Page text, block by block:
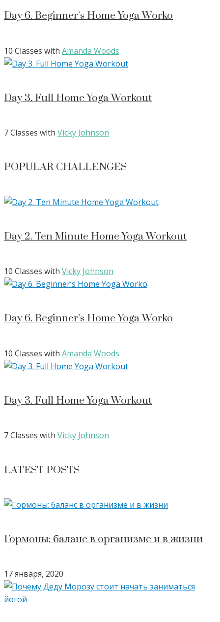
Day 6. Beginner’s Home Yoga Worko
10 Classes with Amanda Woods
Day 3. Full Home Yoga Workout
7 Classes with Vicky Johnson
POPULAR CHALLENGES
Day 2. Ten Minute Home Yoga Workout
10 Classes with Vicky Johnson
Day 6. Beginner’s Home Yoga Worko
10 Classes with Amanda Woods
Day 3. Full Home Yoga Workout
7 Classes with Vicky Johnson
LATEST POSTS
Гормоны: баланс в организме и в жизни
17 января, 2020